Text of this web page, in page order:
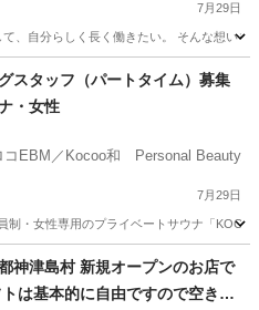
7月29日
て、自分らしく長く働きたい。 そんな想い
タッフ（パートタイム）募集
・女性
コEBM／Kocoo和 Personal Beauty
7月29日
制・女性専用のプライベートサウナ「
ニング
神津島村 新規オープンのお店で
は基本的に自由ですので空き時